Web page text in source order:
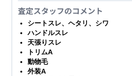
査定スタッフのコメント
シートスレ、ヘタリ、シワ
ハンドルスレ
天張りスレ
トリムA
動物毛
外装A